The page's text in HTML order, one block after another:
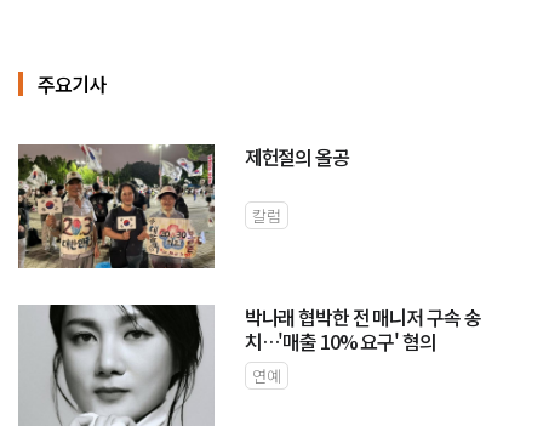
주요기사
제헌절의 올공
칼럼
박나래 협박한 전 매니저 구속 송
치…'매출 10% 요구' 혐의
연예